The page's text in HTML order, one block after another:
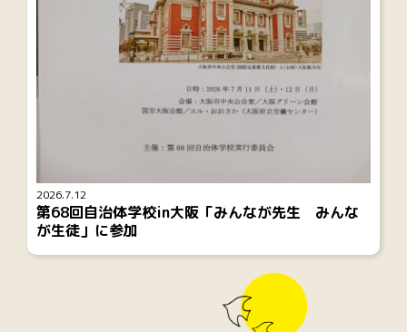
2026.7.12
第68回自治体学校in大阪「みんなが先生 みんな
が生徒」に参加